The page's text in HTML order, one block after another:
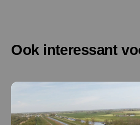
Ook interessant